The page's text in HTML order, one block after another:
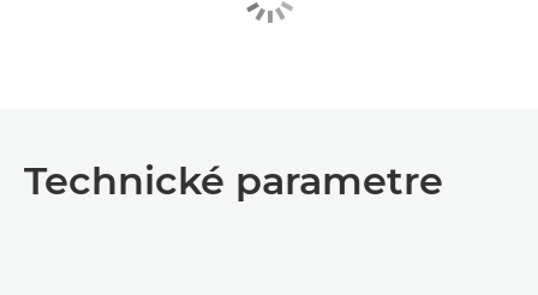
Technické parametre